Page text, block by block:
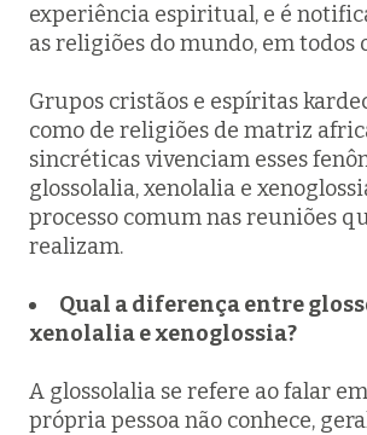
experiência espiritual, e é
as religiões do mundo, em todos
Grupos cristãos e espíritas
como de religiões de matriz
sincréticas vivenciam esses
glossolalia,xenolalia e
processo comum nas reuniões
realizam.
Qual a diferença entre
xenolaliaexenoglossia?
A glossolalia se refere ao falar
própria pessoa não conhece,